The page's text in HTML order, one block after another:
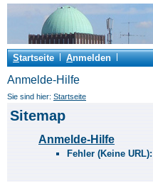
Startseite Anmelden
Anmelde-Hilfe
Sie sind hier: Startseite
Sitemap
Anmelde-Hilfe
Fehler (Keine URL):